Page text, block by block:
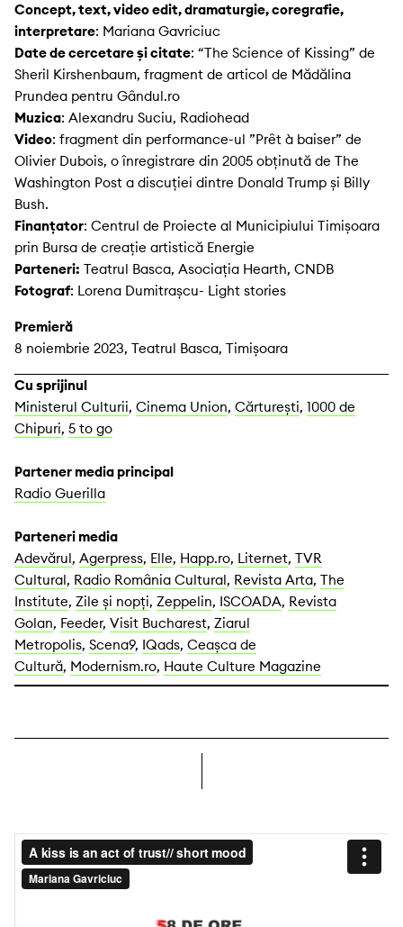
Concept, text, video edit, dramaturgie, coregrafie,
interpretare: Mariana Gavriciuc
Date de cercetare și citate: “The Science of Kissing” de
Sheril Kirshenbaum, fragment de articol de Mădălina
Prundea pentru Gândul.ro
Muzica: Alexandru Suciu, Radiohead
Video: fragment din performance-ul ”Prêt à baiser” de
Olivier Dubois, o înregistrare din 2005 obţinută de The
Washington Post a discuției dintre Donald Trump și Billy
Bush.
Finanțator: Centrul de Proiecte al Municipiului Timișoara
prin Bursa de creație artistică Energie
Parteneri: Teatrul Basca, Asociația Hearth, CNDB
Fotograf: Lorena Dumitrașcu- Light stories
Premieră
8 noiembrie 2023, Teatrul Basca, Timișoara
Cu sprijinul
Ministerul Culturii, Cinema Union, Cărturești, 1000 de
Chipuri, 5 to go
Partener media principal
Radio Guerilla
Parteneri media
Adevărul, Agerpress, Elle, Happ.ro, Liternet, TVR
Cultural, Radio România Cultural, Revista Arta, The
Institute, Zile și nopți, Zeppelin, ISCOADA, Revista
Golan, Feeder, Visit Bucharest, Ziarul
Metropolis, Scena9, IQads, Ceașca de
Cultură, Modernism.ro, Haute Culture Magazine